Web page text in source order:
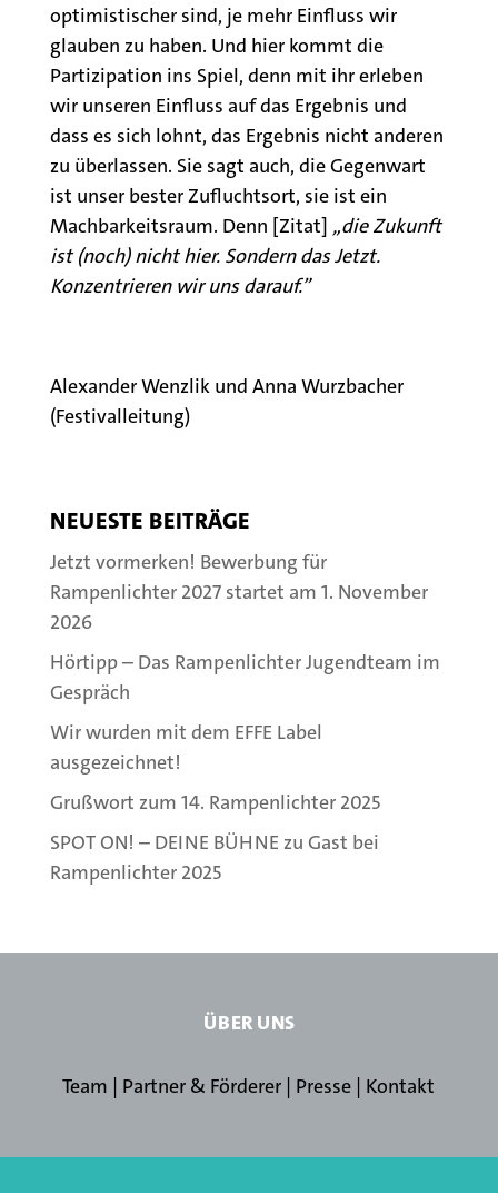
optimistischer sind, je mehr Einfluss wir
glauben zu haben. Und hier kommt die
Partizipation ins Spiel, denn mit ihr erleben
wir unseren Einfluss auf das Ergebnis und
dass es sich lohnt, das Ergebnis nicht anderen
zu überlassen. Sie sagt auch, die Gegenwart
ist unser bester Zufluchtsort, sie ist ein
Machbarkeitsraum. Denn [Zitat] „die Zukunft
ist (noch) nicht hier. Sondern das Jetzt.
Konzentrieren wir uns darauf.”
Alexander Wenzlik und Anna Wurzbacher
(Festivalleitung)
NEUESTE BEITRÄGE
Jetzt vormerken! Bewerbung für
Rampenlichter 2027 startet am 1. November
2026
Hörtipp – Das Rampenlichter Jugendteam im
Gespräch
Wir wurden mit dem EFFE Label
ausgezeichnet!
Grußwort zum 14. Rampenlichter 2025
SPOT ON! – DEINE BÜHNE zu Gast bei
Rampenlichter 2025
ÜBER UNS
Team | Partner & Förderer | Presse | Kontakt